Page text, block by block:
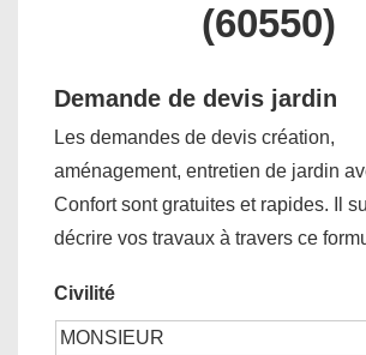
(60550)
Demande de devis jardin
Les demandes de devis création,
aménagement, entretien de jardin
Confort sont gratuites et rapides. Il
décrire vos travaux à travers ce
Civilité